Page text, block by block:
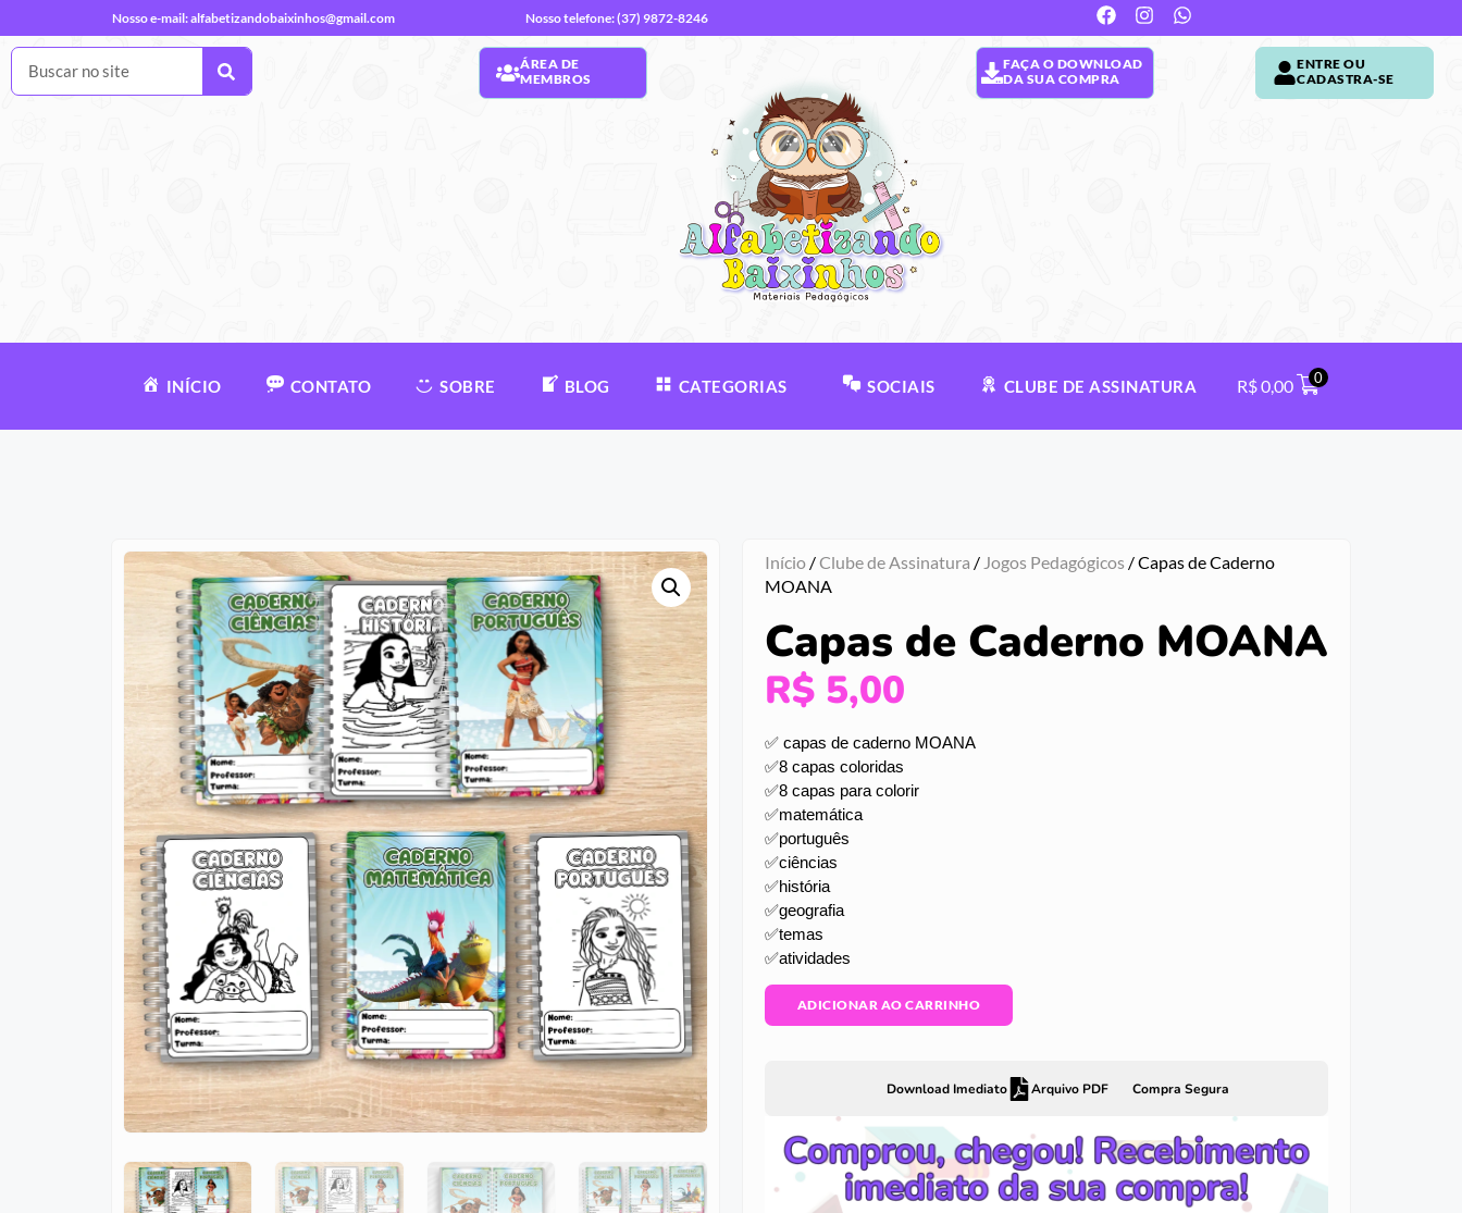
Nosso e-mail:alfabetizandobaixinhos@gmail.com Nosso telefone: (37) 9872-8246
ÁREA DE
MEMBROS
FAÇA O DOWNLOAD
DA SUA COMPRA
ENTRE OU
CADASTRA-SE
INÍCIO CONTATO SOBRE BLOG CATEGORIAS SOCIAIS CLUBE DE ASSINATURA R$0,00 0
Início/Clube de Assinatura / Jogos Pedagógicos/ Capas de Caderno
MOANA
Capas de Caderno MOANA
R$5,00
✅ capas de caderno MOANA
✅8 capas coloridas
✅8 capas para colorir
✅matemática
✅português
✅ciências
✅história
✅geografia
✅temas
✅atividades
ADICIONAR AO CARRINHO
Download Imediato Arquivo PDF Compra Segura